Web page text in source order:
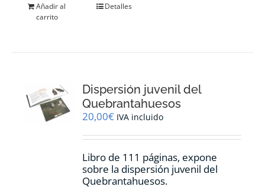
Añadir al
carrito
Detalles
Dispersión juvenil del
Quebrantahuesos
20,00€ IVA incluido
Libro de 111 páginas, expone
sobre la dispersión juvenil del
Quebrantahuesos.